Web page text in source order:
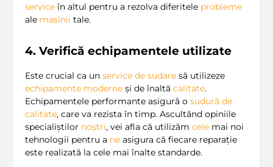
service în altul pentru a rezolva diferitele probleme
ale mașinii tale.
4. Verifică echipamentele utilizate
Este crucial ca un service de sudare să utilizeze
echipamente moderne și de înaltă calitate.
Echipamentele performante asigură o sudură de
calitate, care va rezista în timp. Ascultând opiniile
specialiștilor noștri, vei afla că utilizăm cele mai noi
tehnologii pentru a ne asigura că fiecare reparație
este realizată la cele mai înalte standarde.